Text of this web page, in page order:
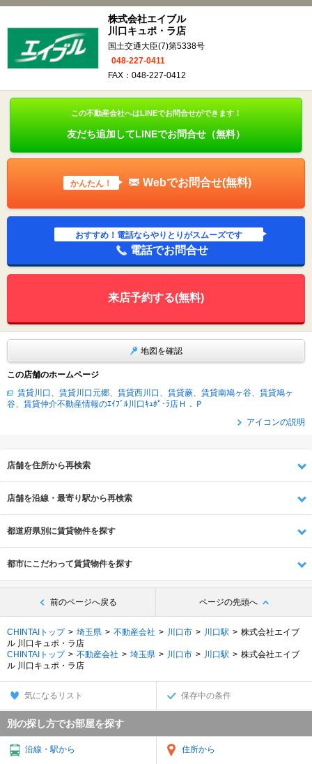
株式会社エイブル
川口キュポ・ラ店
国土交通大臣(7)第5338号
048-227-0411
FAX：048-227-0412
この不動産会社へはLINEでお問合せができます！
友だち追加してLINEでお問合せ（無料）
かんたん！ Webでお問合せ(無料)
おすすめ！電話ならやりとりがスムーズです
電話でお問合せ
来店予約する(無料)
地図を確認
この店舗のホームページ
賃貸川口、賃貸川口元郷、賃貸西川口、賃貸蕨、賃貸南鳩ヶ谷、賃貸鳩ヶ
谷、賃貸仲介不動産情報のｴｲﾌﾞﾙ川口ｷｭﾎﾟ･ﾗ店Ｈ．Ｐ
アイコンの説明
店舗を住所から再検索
店舗を沿線・最寄り駅から再検索
都道府県別に賃貸物件を探す
都市にこだわって賃貸物件を探す
前のページへ戻る ページの先頭へ
CHINTAIトップ 埼玉県 不動産会社 川口市 川口駅
株式会社エイブ
ル 川口キュポ・ラ店
CHINTAIトップ
不動産会社 埼玉県 川口市 川口駅
株式会社エイブ
ル 川口キュポ・ラ店
気になるリスト 保存中の条件
別の探し方でお部屋を探す
沿線・駅から 住所から